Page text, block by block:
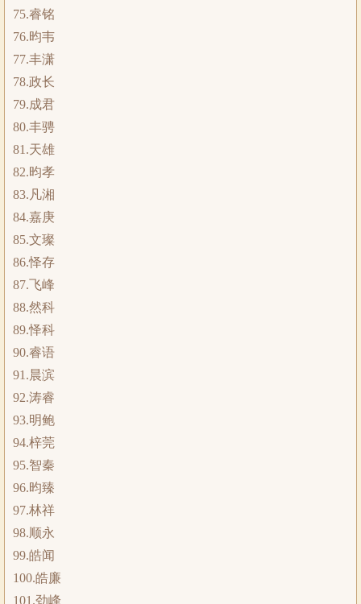
75.睿铭
76.昀韦
77.丰潇
78.政长
79.成君
80.丰骋
81.天雄
82.昀孝
83.凡湘
84.嘉庚
85.文璨
86.怿存
87.飞峰
88.然科
89.怿科
90.睿语
91.晨滨
92.涛睿
93.明鲍
94.梓莞
95.智秦
96.昀臻
97.林祥
98.顺永
99.皓闻
100.皓廉
101.劲峰